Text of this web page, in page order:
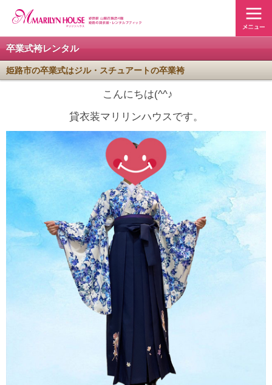
卒業式袴レンタル
姫路市の卒業式はジル・スチュアートの卒業袴
こんにちは(^^♪
貸衣装マリリンハウスです。